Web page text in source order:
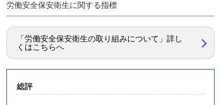
労働安全保安衛生に関する指標
「労働安全保安衛生の取り組みについて」詳し
くはこちらへ
総評